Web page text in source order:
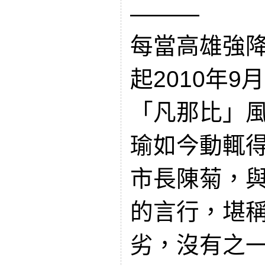
———
每當高雄強
起2010年9
「凡那比」
瑜如今動輒
市長陳菊，
的言行，堪
劣，沒有之